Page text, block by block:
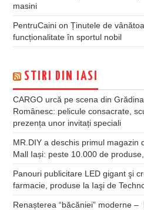
masini
PentruCaini onȚinutele de
funcționalitate în sportul nobil
STIRI DIN IASI
CARGO urcă pe scena din
Românesc: pelicule consacrate,
prezența unor invitați speciali
MR.DIY a deschis primul magazin
Mall Iași: peste 10.000 de
Panouri publicitare LED gigant şi
farmacie, produse la Iaşi de
Renașterea “băcăniei” moderne